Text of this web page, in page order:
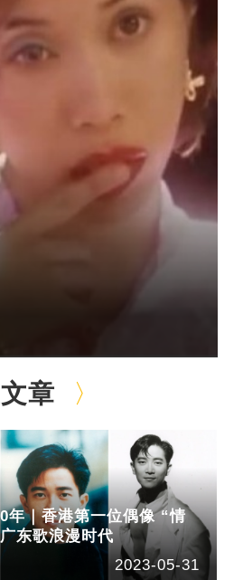
章
年｜香港第一位偶像 “情
东歌浪漫时代
2023-05-31